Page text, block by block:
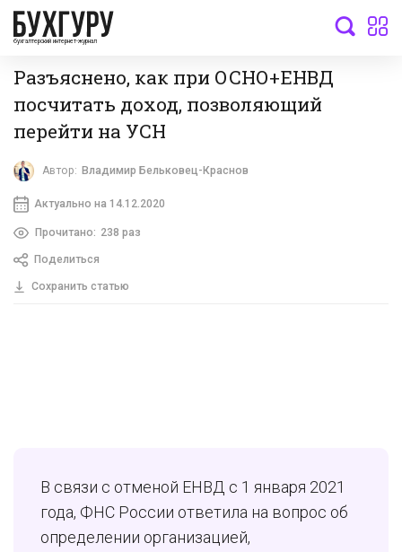
бухгалтерский интернет-журнал
Разъяснено, как при ОСНО+ЕНВД
посчитать доход, позволяющий
перейти на УСН
Автор: Владимир Бельковец-Краснов
Актуально на 14.12.2020
Прочитано: 238 раз
Поделиться
Сохранить статью
В связи с отменой ЕНВД с 1 января 2021
года, ФНС России ответила на вопрос об
определении организацией,